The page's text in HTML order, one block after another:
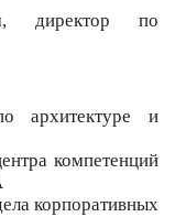
директор по
архитектуре и
компетенций
корпоративных